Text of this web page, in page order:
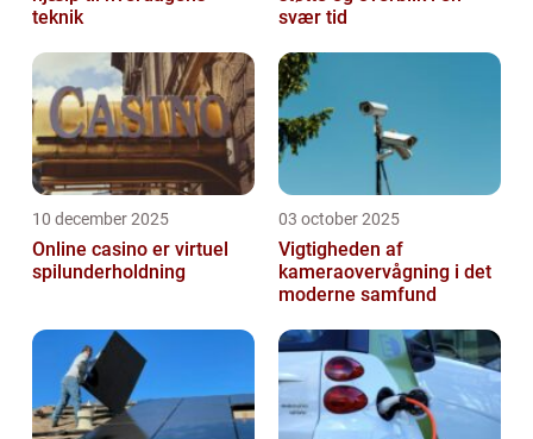
teknik
svær tid
10 december 2025
Online casino er virtuel
spilunderholdning
03 october 2025
Vigtigheden af
kameraovervågning i det
moderne samfund